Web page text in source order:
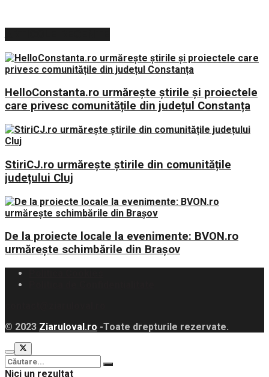
HelloConstanta.ro urmărește știrile și proiectele
care privesc comunitățile din județul Constanța
StiriCJ.ro urmărește știrile din comunitățile
județului Cluj
De la proiecte locale la evenimente: BVON.ro
urmărește schimbările din Brașov
© 2023 Ziaruloval.ro -Toate drepturile rezervate.
Nici un rezultat